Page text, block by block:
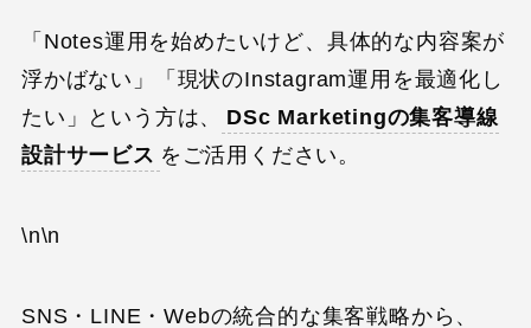
「Notes運用を始めたいけど、具体的な内容案が
浮かばない」「現状のInstagram運用を最適化し
たい」という方は、
DSc Marketingの集客導線
設計サービス をご活用ください。
\n\n
SNS・LINE・Webの統合的な集客戦略から、